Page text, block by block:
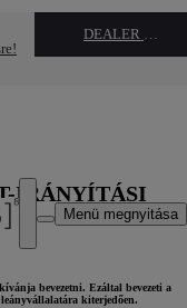
DEALER NAME
Menü megnyitása
IRÁNYÍTÁSI
bevezetni. Ezáltal bevezeti a
kiterjedően.